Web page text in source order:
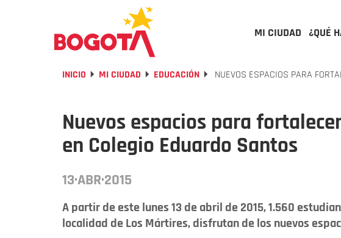
MI CIUDAD ¿QUÉ
INICIO MI CIUDAD EDUCACIÓN NUEVOS ESPACIOS PARA
Nuevos espacios para
en Colegio Eduardo Santos
13·ABR·2015
A partir de este lunes 13 de abril de 2015, 1.560
localidad de Los Mártires, disfrutan de los nuevos